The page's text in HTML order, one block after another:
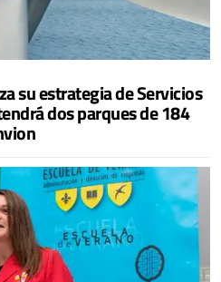
su estrategia de Servicios
dos parques de 184